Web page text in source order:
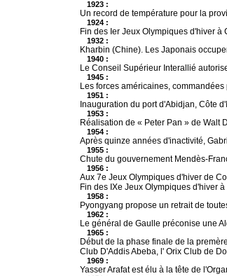
1923 :
Un record de température pour la
1924 :
Fin des Ier Jeux Olympiques d'hiver à
1932 :
Kharbin (Chine). Les Japonais
1940 :
Le Conseil Supérieur Interallié
1945 :
Les forces américaines,
1951 :
Inauguration du port d'Abidjan, Côte
1953 :
Réalisation de « Peter Pan » de Walt
1954 :
Après quinze années d'inactivité,
1955 :
Chute du gouvernement Mendès-
1956 :
Aux 7e Jeux Olympiques d'hiver de
Fin des IXe Jeux Olympiques d'hiver à
1958 :
Pyongyang propose un retrait de
1962 :
Le général de Gaulle préconise une
1965 :
Début de la phase finale de la
Club D'Addis Abeba, l' Orix Club de
1969 :
Yasser Arafat est élu à la tête de